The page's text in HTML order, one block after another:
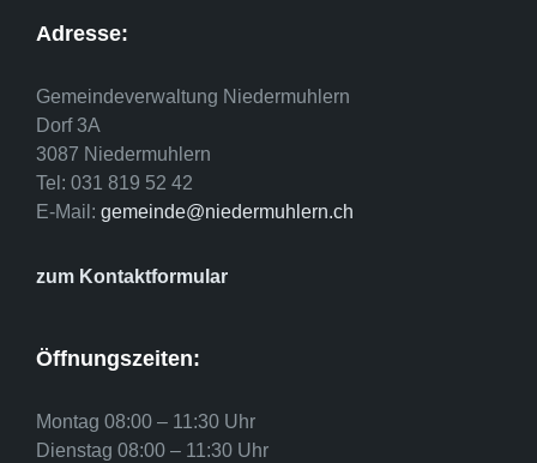
Adresse:
Gemeindeverwaltung Niedermuhlern
Dorf 3A
3087 Niedermuhlern
Tel: 031 819 52 42
E-Mail: gemeinde@niedermuhlern.ch
zum Kontaktformular
Öffnungszeiten:
Montag 08:00 – 11:30 Uhr
Dienstag 08:00 – 11:30 Uhr